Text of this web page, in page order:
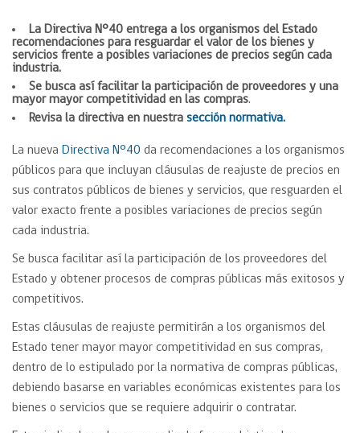
La Directiva N°40 entrega a los organismos del Estado
recomendaciones para resguardar el valor de los bienes y
servicios frente a posibles variaciones de precios según cada
industria.
Se busca así facilitar la participación de proveedores y una
mayor mayor competitividad en las compras.
Revisa la directiva en nuestra sección normativa.
La nueva Directiva N°40 da recomendaciones a los organismos
públicos para que incluyan cláusulas de reajuste de precios en
sus contratos públicos de bienes y servicios, que resguarden el
valor exacto frente a posibles variaciones de precios según
cada industria.
Se busca facilitar así la participación de los proveedores del
Estado y obtener procesos de compras públicas más exitosos y
competitivos.
Estas cláusulas de reajuste permitirán a los organismos del
Estado tener mayor mayor competitividad en sus compras,
dentro de lo estipulado por la normativa de compras públicas,
debiendo basarse en variables económicas existentes para los
bienes o servicios que se requiere adquirir o contratar.